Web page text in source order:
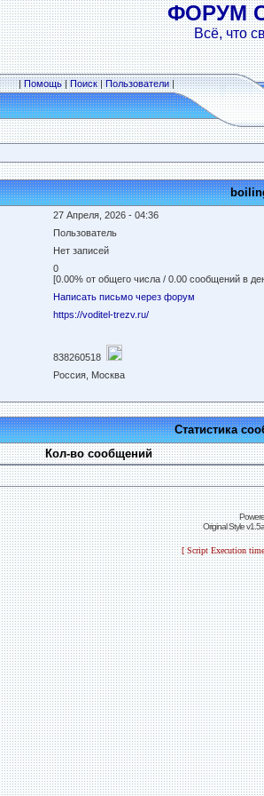
ФОРУМ
Всё, что
|Помощь|Поиск|Пользователи|
27 Апреля, 2026 - 04:36
Пользователь
Нет записей
0
[0.00% от общего числа / 0.00 сообщений в
Написать письмо через форум
https://voditel-trezv.ru/
838260518
Россия, Москва
Статистика
Кол-во сообщений
Original Style
[ Script Execution